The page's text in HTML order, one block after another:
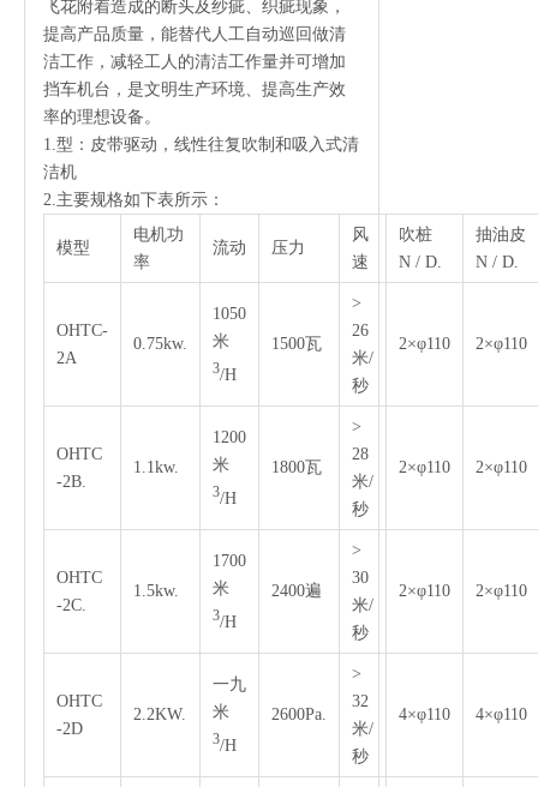
飞花附着造成的断头及纱疵、织疵现象，
提高产品质量，能替代人工自动巡回做清
洁工作，减轻工人的清洁工作量并可增加
挡车机台，是文明生产环境、提高生产效
率的理想设备。
1.型：皮带驱动，线性往复吹制和吸入式清
洁机
2.主要规格如下表所示：
模型
电机功
率
流动 压力
风
速
吹桩
N / D.
抽油皮
N / D.
OHTC-
2A
0.75kw.
1050
米
3/H
1500瓦
>
26
米/
秒
2×φ110 2×φ110
OHTC
-2B.
1.1kw.
1200
米
3/H
1800瓦
>
28
米/
秒
2×φ110 2×φ110
OHTC
-2C.
1.5kw.
1700
米
3/H
2400遍
>
30
米/
秒
2×φ110 2×φ110
OHTC
-2D
2.2KW.
一九
米
3/H
2600Pa.
>
32
米/
秒
4×φ110 4×φ110